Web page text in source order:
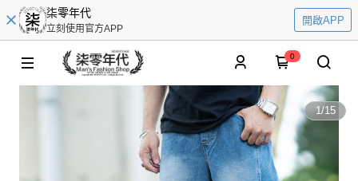
柒零年代
立刻使用官方APP
開啟APP
0
1/15